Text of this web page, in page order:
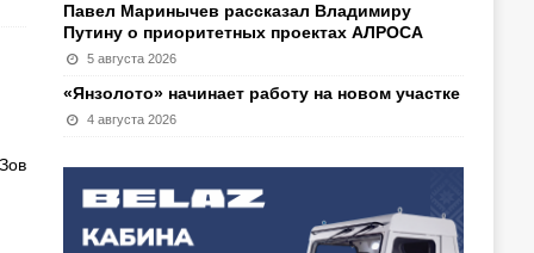
Павел Маринычев рассказал Владимиру
Путину о приоритетных проектах АЛРОСА
5 августа 2026
«Янзолото» начинает работу на новом участке
4 августа 2026